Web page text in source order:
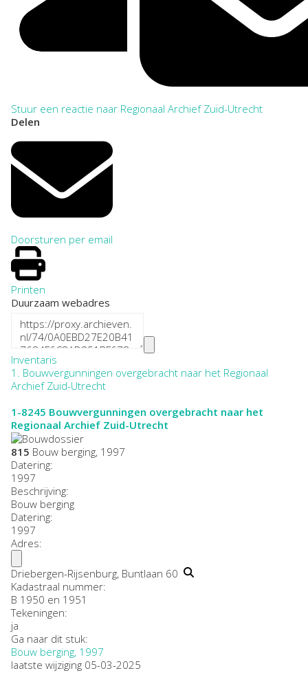
Stuur een reactie naar Regionaal Archief Zuid-Utrecht
Delen
Doorsturen per email
Printen
Duurzaam webadres
Inventaris
1. Bouwvergunningen overgebracht naar het Regionaal
Archief Zuid-Utrecht
1-8245 Bouwvergunningen overgebracht naar het
Regionaal Archief Zuid-Utrecht
815 Bouw berging, 1997
Datering:
1997
Beschrijving:
Bouw berging
Datering:
1997
Adres:
Driebergen-Rijsenburg, Buntlaan 60
Kadastraal nummer:
B 1950 en 1951
Tekeningen:
ja
Ga naar dit stuk:
Bouw berging, 1997
laatste wijziging 05-03-2025